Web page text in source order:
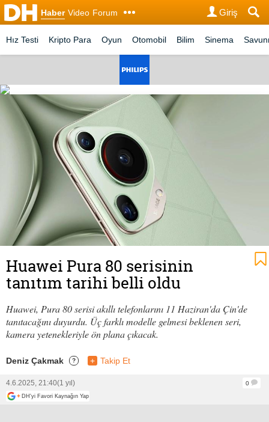
Haber Video Forum Giriş
Hız Testi Kripto Para Oyun Otomobil Bilim Sinema
Huawei Pura 80 serisinin
tanıtım tarihi belli oldu
Huawei, Pura 80 serisi akıllı telefonlarını 11 Haziran'da Çin'de
tanıtacağını duyurdu. Üç farklı modelle gelmesi beklenen seri,
kamera yetenekleriyle ön plana çıkacak.
Deniz Çakmak ? + Takip Et
4.6.2025, 21:40(1 yıl)
0
+ DH'yi Favori Kaynağın Yap